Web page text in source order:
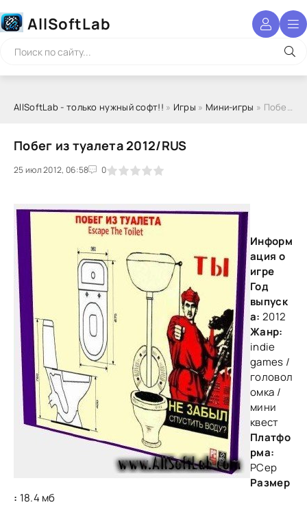
AllSoftLab
AllSoftLab - только нужный софт!! » Игры » Мини-игры » Побег из туалета 2012/RUS
Побег из туалета 2012/RUS
25 июл 2012, 06:58 0
1 2 3 4 5
Информ
ация о
игре
Год
выпуск
а: 2012
Жанр:
indie
games /
головол
омка /
мини
квест
Платфо
рма:
PCер
Размер
: 18.4 мб